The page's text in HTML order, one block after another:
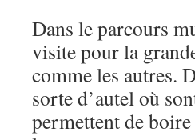
Dans le parcours
visite pour la
comme les autres.
sorte d’autel où
permettent de